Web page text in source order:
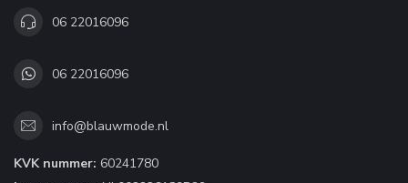
06 22016096
06 22016096
info@blauwmode.nl
KVK nummer: 60241780